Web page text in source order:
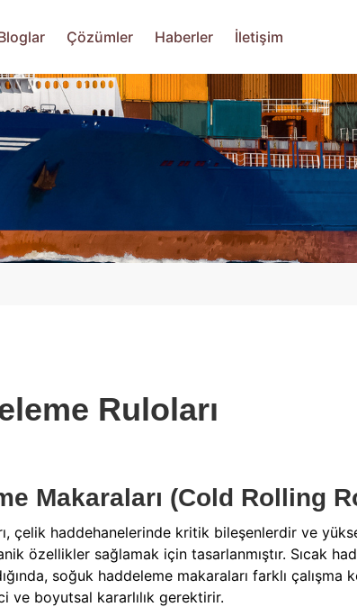
Çözümler Haberler İletişim
Ruloları
Makaraları (Cold Rolling
çelik haddehanelerinde kritik bileşenlerdir ve
özellikler sağlamak için tasarlanmıştır. Sıcak
soğuk haddeleme makaraları farklı çalışma
ve boyutsal kararlılık gerektirir.